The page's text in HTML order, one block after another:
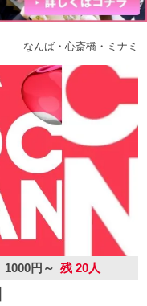
なんば・心斎橋・ミナミ
1000円～ 残 20人